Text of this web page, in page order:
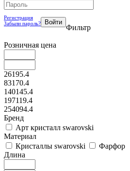
Регистрация
Забыли пароль?
Фильтр
Розничная цена
26195.4
83170.4
140145.4
197119.4
254094.4
Бренд
Арт кристалл swarovski
Материал
Кристаллы swarovski
Фарфор
Длина